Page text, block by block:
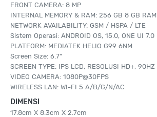
FRONT CAMERA: 8 MP
INTERNAL MEMORY & RAM: 256 GB 8 GB RAM
NETWORK AVAILABILITY: GSM / HSPA / LTE
Sistem Operasi: ANDROID OS, 15.0, ONE UI 7.0
PLATFORM: MEDIATEK HELIO G99 6NM
Screen Size: 6.7"
SCREEN TYPE: IPS LCD, RESOLUSI HD+, 90HZ
VIDEO CAMERA: 1080P@30FPS
WIRELESS LAN: WI-FI 5 A/B/G/N/AC
DIMENSI
17.8cm X 8.3cm X 2.7cm